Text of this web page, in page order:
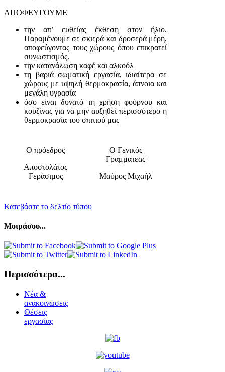
ΑΠΟΦΕΥΓΟΥΜΕ
την απ’ ευθείας έκθεση στον ήλιο.
Παραμένουμε σε σκιερά και δροσερά μέρη,
αποφεύγοντας τους χώρους όπου επικρατεί
συνωστισμός.
την κατανάλωση καφέ και αλκοόλ
τη βαριά σωματική εργασία, ιδιαίτερα σε
χώρους με υψηλή θερμοκρασία, άπνοια και
μεγάλη υγρασία
όσο είναι δυνατό τη χρήση φούρνου και
κουζίνας για να μην αυξηθεί περισσότερο η
θερμοκρασία του σπιτιού μας
Ο πρόεδρος
Αποστολάτος
Γεράσιμος
Ο Γενικός
Γραμματεας
Μαύρος Μιχαήλ
Κατεβάστε το δελτίο τύπου
Μοιράσου...
Περισσότερα...
Νέα &
ανακοινώσεις
Θέσεις
εργασίας